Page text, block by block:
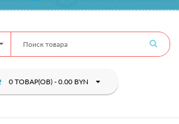
0 ТОВАР(ОВ) - 0.00 BYN